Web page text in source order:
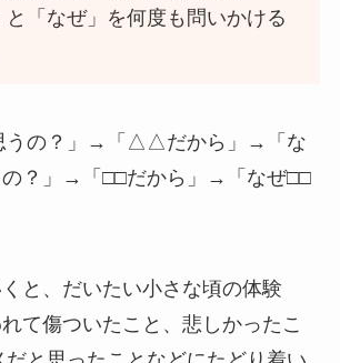
と「なぜ」を何度も問いかける
うの？」→「△△だから」→「な
？」→「□□だから」→「なぜ□□
と、だいたい小さな頃の体験
て傷ついたこと、悲しかったこ